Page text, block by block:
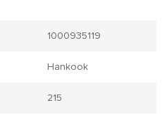
1000935119
Hankook
215